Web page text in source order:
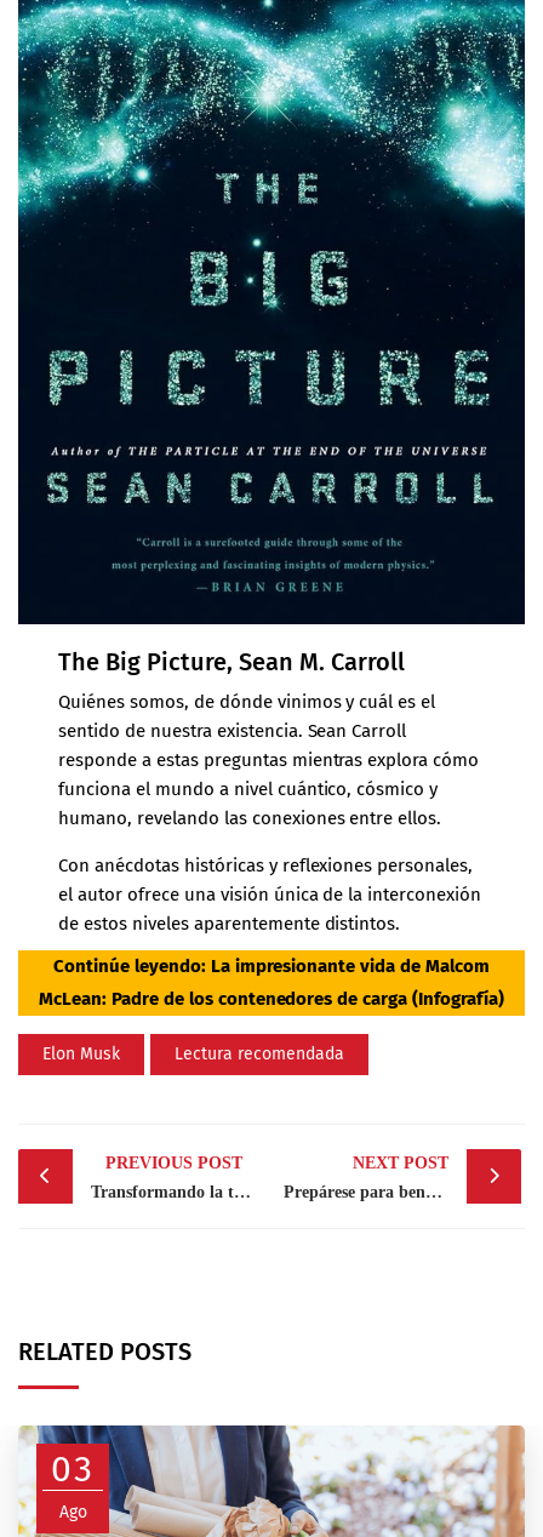
The Big Picture, Sean M. Carroll
Quiénes somos, de dónde vinimos y cuál es el
sentido de nuestra existencia. Sean Carroll
responde a estas preguntas mientras explora cómo
funciona el mundo a nivel cuántico, cósmico y
humano, revelando las conexiones entre ellos.
Con anécdotas históricas y reflexiones personales,
el autor ofrece una visión única de la interconexión
de estos niveles aparentemente distintos.
Continúe leyendo: La impresionante vida de Malcom
McLean: Padre de los contenedores de carga (Infografía)
Elon Musk Lectura recomendada
Post
navigation
PREVIOUS POST
Transformando la toma de decisiones en los negocios: una nueva era gracias a la analítica de datos
NEXT POST
Prepárese para beneficiarse de la Ley de Mecenazgo 340-19
RELATED POSTS
03
Ago